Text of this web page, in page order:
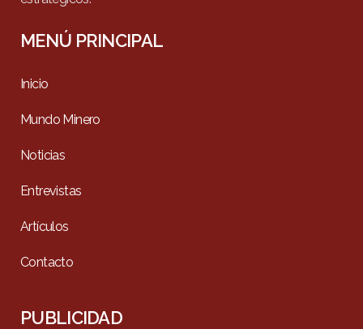
MENÚ PRINCIPAL
Inicio
Mundo Minero
Noticias
Entrevistas
Artículos
Contacto
PUBLICIDAD